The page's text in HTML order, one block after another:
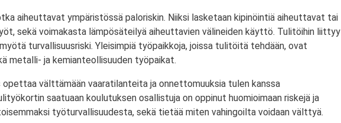
aiheuttavat ympäristössä paloriskin. Niiksi lasketaan kipinöintiä aiheuttavat tai
sekä voimakasta lämpösäteilyä aiheuttavien välineiden käyttö. Tulitöihin liittyy
turvallisuusriski. Yleisimpiä työpaikkoja, joissa tulitöitä tehdään, ovat
metalli- ja kemianteollisuuden työpaikat.
välttämään vaaratilanteita ja onnettomuuksia tulen kanssa
saatuaan koulutuksen osallistuja on oppinut huomioimaan riskejä ja
työturvallisuudesta, sekä tietää miten vahingoilta voidaan välttyä.